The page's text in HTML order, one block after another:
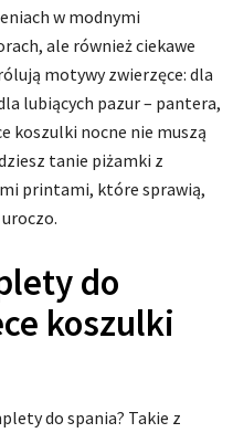
w modnymi
ale również ciekawe
motywy zwierzęce: dla
lubiących pazur – pantera,
koszulki nocne nie muszą
tanie piżamki z
printami, które sprawią,
do
koszulki
do spania? Takie z